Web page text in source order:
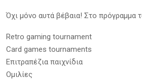
Όχι μόνο αυτά βέβαια! Στο πρόγραμμα
Retro gaming tournament
Card games tournaments
Επιτραπέζια παιχνίδια
Ομιλίες